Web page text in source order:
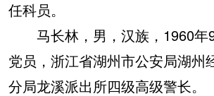
任科员。
马长林，男，汉族，1960年
党员，浙江省湖州市公安局湖州
分局龙溪派出所四级高级警长。